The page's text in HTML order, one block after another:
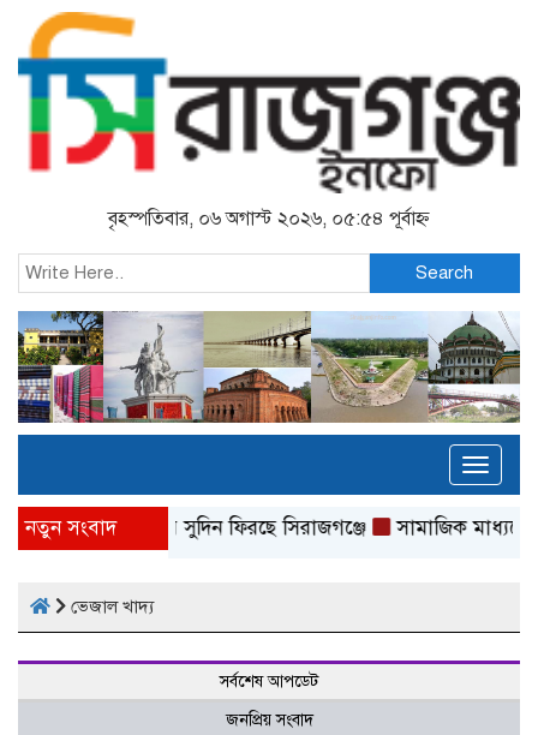
বৃহস্পতিবার, ০৬ অগাস্ট ২০২৬, ০৫:৫৪ পূর্বাহ্ন
Search
নতুন সংবাদফের পাটের সুদিন ফিরছে সিরাজগঞ্জে সামাজিক মাধ্যমে
ভেজাল খাদ্য
সর্বশেষ আপডেট
জনপ্রিয় সংবাদ